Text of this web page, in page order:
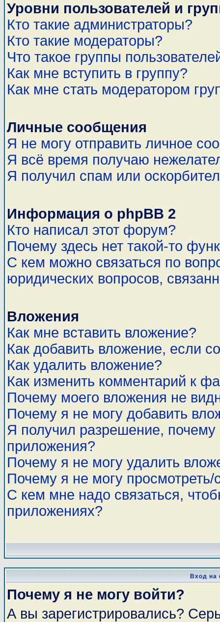
Уровни пользователей и
Кто такие администраторы?
Кто такие модераторы?
Что такое группы
Как мне вступить в группу?
Как мне стать модератором
Личные сообщения
Я не могу отправить личное
Я всё время получаю
Я получил спам или
Информация о phpBB 2
Кто написал этот форум?
Почему здесь нет такой-то
С кем можно связаться по
юридических вопросов,
Вложения
Как мне вставить вложение?
Как добавить вложение, если
Как удалить вложение?
Как изменить комментарий к
Почему моего вложения не
Почему я не могу добавить
Я получил разрешение,
приложения?
Почему я не могу удалить
Почему я не могу просмотреть/
С кем мне надо связаться,
приложениях?
Вход на
Почему я не могу войти?
А вы зарегистрировались?